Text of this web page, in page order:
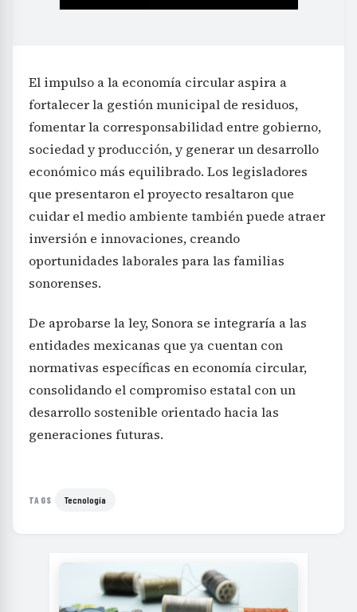
El impulso a la economía circular aspira a
fortalecer la gestión municipal de residuos,
fomentar la corresponsabilidad entre gobierno,
sociedad y producción, y generar un desarrollo
económico más equilibrado. Los legisladores
que presentaron el proyecto resaltaron que
cuidar el medio ambiente también puede atraer
inversión e innovaciones, creando
oportunidades laborales para las familias
sonorenses.
De aprobarse la ley, Sonora se integraría a las
entidades mexicanas que ya cuentan con
normativas específicas en economía circular,
consolidando el compromiso estatal con un
desarrollo sostenible orientado hacia las
generaciones futuras.
TAGS Tecnología